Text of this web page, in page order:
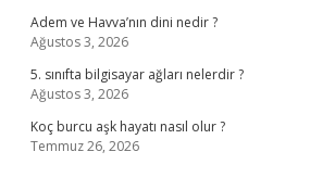
Adem ve Havva’nın dini nedir ?
Ağustos 3, 2026
5. sınıfta bilgisayar ağları nelerdir ?
Ağustos 3, 2026
Koç burcu aşk hayatı nasıl olur ?
Temmuz 26, 2026